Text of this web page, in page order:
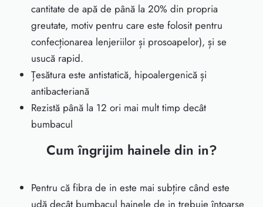
cantitate de apă de până la 20% din propria
greutate, motiv pentru care este folosit pentru
confecționarea lenjeriilor și prosoapelor), și se
usucă rapid.
Țesătura este antistatică, hipoalergenică și
antibacteriană
Rezistă până la 12 ori mai mult timp decât
bumbacul
Cum îngrijim hainele din in?
Pentru că fibra de in este mai subțire când este
udă decât bumbacul hainele de in trebuie întoarse